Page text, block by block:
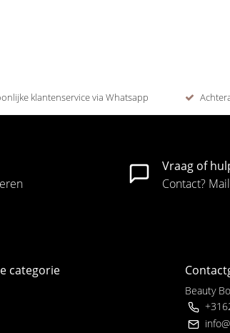
klantenservice via Whatsapp
Vraag of
Contact?
categorie
Beauty